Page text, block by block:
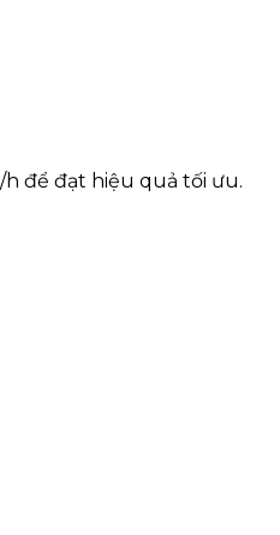
để đạt hiệu quả tối ưu.